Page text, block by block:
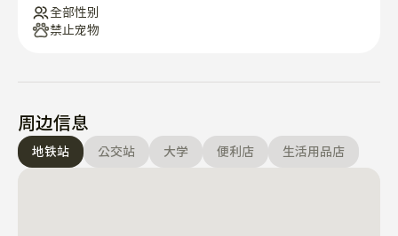
两条线路都可以使用，前往首尔主要地区非常方便。
无需换乘即可到达江南、弘大、明洞等主要市中心地区。
全部性别
禁止宠物
周边信息
地铁站 公交站 大学 便利店 生活用品店